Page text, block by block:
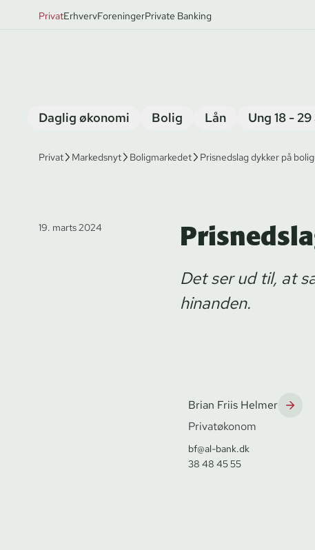
PrivatErhvervForeningerPrivate Banking
Daglig økonomi Bolig Lån Ung 18 - 29
Privat Markedsnyt Boligmarkedet Prisnedslag dykker på
19. marts 2024
Det ser ud til, at
hinanden.
Brian Friis Helmer
Privatøkonom
bf@al-bank.dk
38 48 45 55